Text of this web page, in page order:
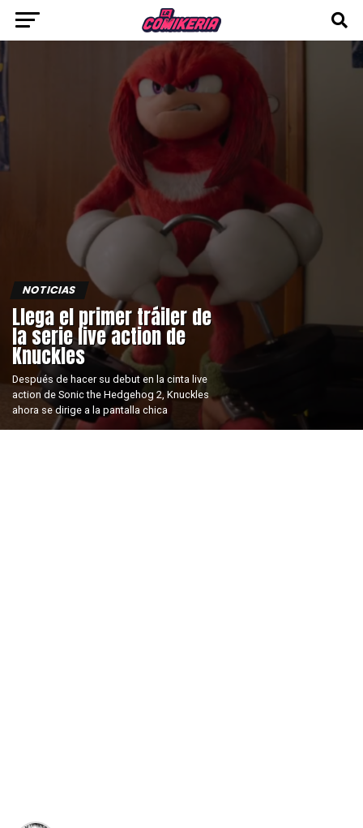
NOTICIAS
Llega el primer tráiler de
la serie live action de
Knuckles
Después de hacer su debut en la cinta live
action de Sonic the Hedgehog 2, Knuckles
ahora se dirige a la pantalla chica